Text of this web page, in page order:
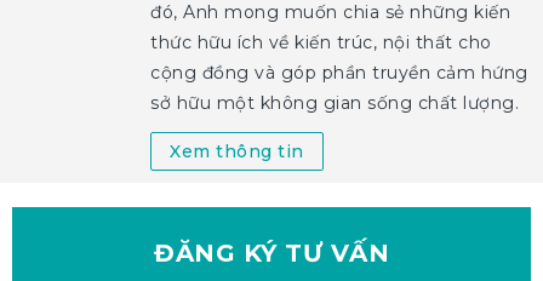
đó, Anh mong muốn chia sẻ những kiến
thức hữu ích về kiến trúc, nội thất cho
cộng đồng và góp phần truyền cảm hứng
sở hữu một không gian sống chất lượng.
Xem thông tin
ĐĂNG KÝ TƯ VẤN